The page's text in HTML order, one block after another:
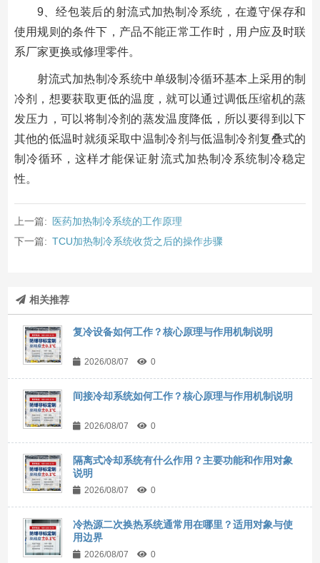
9、经包装后的射流式加热制冷系统，在遵守保存和
使用规则的条件下，产品不能正常工作时，用户应及时联
系厂家更换或修理零件。
射流式加热制冷系统中单级制冷循环基本上采用的制
冷剂，想要获取更低的温度，就可以通过调低压缩机的蒸
发压力，可以将制冷剂的蒸发温度降低，所以要得到以下
其他的低温时就须采取中温制冷剂与低温制冷剂复叠式的
制冷循环，这样才能保证射流式加热制冷系统制冷稳定
性。
上一篇: 医药加热制冷系统的工作原理
下一篇: TCU加热制冷系统收货之后的操作步骤
相关推荐
复冷设备如何工作？核心原理与作用机制说明
2026/08/07 0
间接冷却系统如何工作？核心原理与作用机制说明
2026/08/07 0
隔离式冷却系统有什么作用？主要功能和作用对象
说明
2026/08/07 0
冷热源二次换热系统通常用在哪里？适用对象与使
用边界
2026/08/07 0